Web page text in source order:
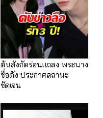
ต้นสังกัดร่อนแถลง พระนาง
ชื่อดัง ประกาศสถานะ
ชัดเจน